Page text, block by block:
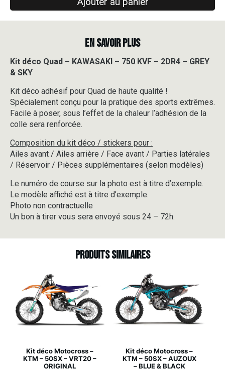
déco
Quad
750
KVF
2DR4
-
GREY
&
SKY
EN SAVOIR PLUS
Kit déco Quad – KAWASAKI – 750 KVF – 2DR4 – GREY
& SKY
Kit déco adhésif pour Quad de haute qualité !
Spécialement conçu pour la pratique des sports extrêmes.
Facile à poser, sous l’effet de la chaleur l’adhésion de la
colle sera renforcée.
Composition du kit déco / stickers pour :
Ailes avant / Ailes arrière / Face avant / Parties latérales
/ Réservoir / Pièces supplémentaires (selon modèles)
Le numéro de course sur la photo est à titre d’exemple.
Le modèle affiché est à titre d’exemple.
Photo non contractuelle
Un bon à tirer vous sera envoyé sous 24 – 72h.
Produits similaires
Kit déco Motocross –
KTM – 50SX – VRT20 –
ORIGINAL
Kit déco Motocross –
KTM – 50SX – AUZOUX
– BLUE & BLACK